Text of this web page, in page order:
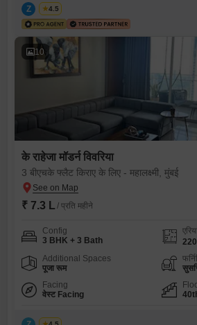
Z Zeltro
4.5
10
के राहेजा मॉडर्न विवरिया
3 बीएचके फ्लैट किराए के लिए - महालक्ष्मी, मुंबई
₹ 7.3 L / प्रति महीने
Config
3 BHK + 3 Bath
एरिया
Additional Spaces
पूजा रूम
Facing
वेस्ट Facing